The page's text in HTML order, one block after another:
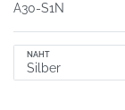
A30-S1N
NAHT